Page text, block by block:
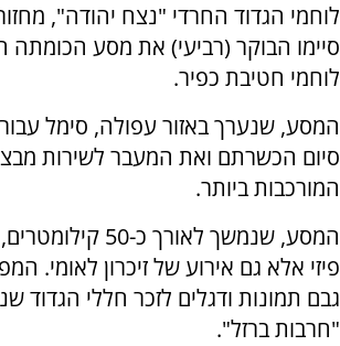
סיימו הבוקר (רביעי) את מסע
לוחמי חטיבת כפיר.
המסע, שנערך באזור עפולה, סימל
סיום הכשרתם ואת המעבר לשירות
המורכבות ביותר.
המסע, שנמשך לאורך
פיזי אלא גם אירוע של זיכרון לאומי.
גבם תמונות ודגלים לזכר חללי הגדוד
"חרבות ברזל".